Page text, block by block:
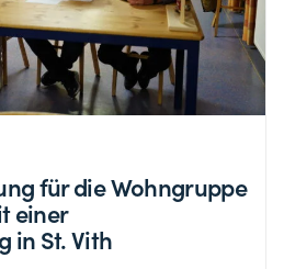
für die Wohngruppe
einer
in St. Vith